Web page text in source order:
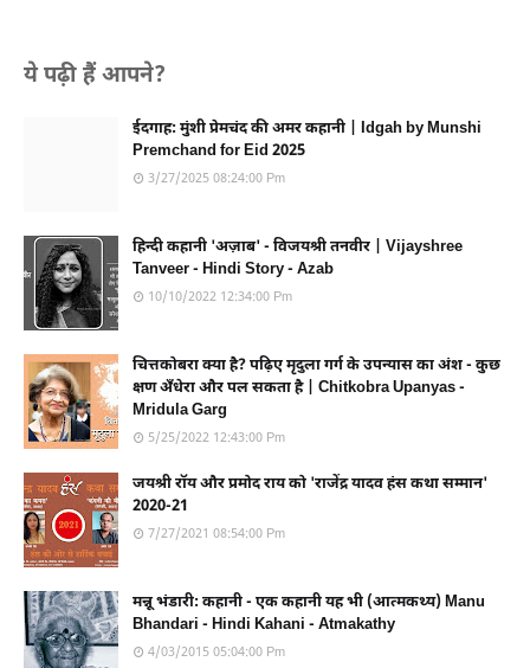
ये पढ़ी हैं आपने?
ईदगाह: मुंशी प्रेमचंद की अमर कहानी | Idgah by Munshi
Premchand for Eid 2025
3/27/2025 08:24:00 Pm
हिन्दी कहानी 'अज़ाब' - विजयश्री तनवीर | Vijayshree
Tanveer - Hindi Story - Azab
10/10/2022 12:34:00 Pm
चित्तकोबरा क्या है? पढ़िए मृदुला गर्ग के उपन्यास का अंश - कुछ
क्षण अँधेरा और पल सकता है | Chitkobra Upanyas -
Mridula Garg
5/25/2022 12:43:00 Pm
जयश्री रॉय और प्रमोद राय को 'राजेंद्र यादव हंस कथा सम्मान'
2020-21
7/27/2021 08:54:00 Pm
मन्नू भंडारी: कहानी - एक कहानी यह भी (आत्मकथ्य) Manu
Bhandari - Hindi Kahani - Atmakathy
4/03/2015 05:04:00 Pm